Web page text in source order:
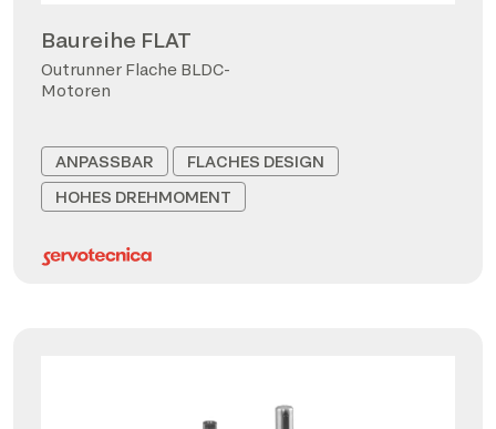
Baureihe FLAT
Outrunner Flache BLDC-
Motoren
ANPASSBAR
FLACHES DESIGN
HOHES DREHMOMENT